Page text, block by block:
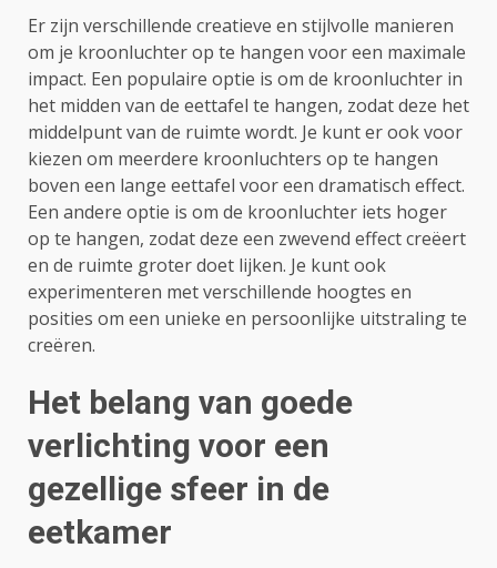
Er zijn verschillende creatieve en stijlvolle manieren
om je kroonluchter op te hangen voor een maximale
impact. Een populaire optie is om de kroonluchter in
het midden van de eettafel te hangen, zodat deze het
middelpunt van de ruimte wordt. Je kunt er ook voor
kiezen om meerdere kroonluchters op te hangen
boven een lange eettafel voor een dramatisch effect.
Een andere optie is om de kroonluchter iets hoger
op te hangen, zodat deze een zwevend effect creëert
en de ruimte groter doet lijken. Je kunt ook
experimenteren met verschillende hoogtes en
posities om een unieke en persoonlijke uitstraling te
creëren.
Het belang van goede
verlichting voor een
gezellige sfeer in de
eetkamer